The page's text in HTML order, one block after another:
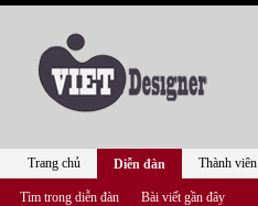
Trang chủ Diễn đàn
Tìm trong diễn đàn Bài viết gần đây
Thành viên